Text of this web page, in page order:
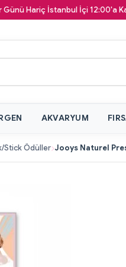
Hariç İstanbul İçi 12:00'a Kadar
AKVARYUM
Stick Ödüller